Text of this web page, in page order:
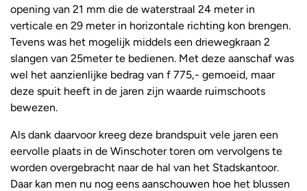
opening van 21 mm die de waterstraal 24 meter in
verticale en 29 meter in horizontale richting kon brengen.
Tevens was het mogelijk middels een driewegkraan 2
slangen van 25meter te bedienen. Met deze aanschaf was
wel het aanzienlijke bedrag van f 775,- gemoeid, maar
deze spuit heeft in de jaren zijn waarde ruimschoots
bewezen.
Als dank daarvoor kreeg deze brandspuit vele jaren een
eervolle plaats in de Winschoter toren om vervolgens te
worden overgebracht naar de hal van het Stadskantoor.
Daar kan men nu nog eens aanschouwen hoe het blussen